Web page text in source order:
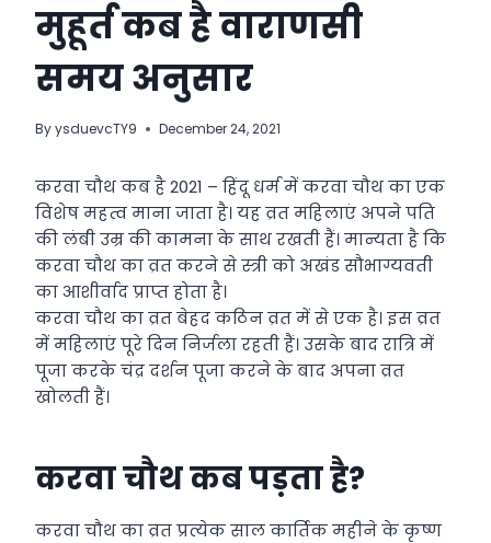
मुहूर्त कब है वाराणसी
समय अनुसार
ByysduevcTY9 December 24, 2021
करवा चौथ कब है 2021 – हिंदू धर्म में करवा चौथ का एक
विशेष महत्व माना जाता है। यह व्रत महिलाएं अपने पति
की लंबी उम्र की कामना के साथ रखती हैं। मान्यता है कि
करवा चौथ का व्रत करने से स्त्री को अखंड सौभाग्यवती
का आशीर्वाद प्राप्त होता है।
करवा चौथ का व्रत बेहद कठिन व्रत में से एक है। इस व्रत
में महिलाएं पूरे दिन निर्जला रहती हैं। उसके बाद रात्रि में
पूजा करके चंद्र दर्शन पूजा करने के बाद अपना व्रत
खोलती हैं।
करवा चौथ कब पड़ता है?
करवा चौथ का व्रत प्रत्येक साल कार्तिक महीने के कृष्ण